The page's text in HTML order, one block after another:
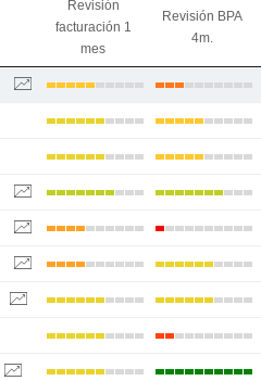
Revisión
facturación 1
mes
Revisión BPA
4m.